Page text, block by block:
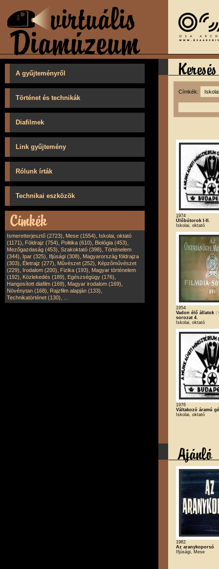
A gyűjteményről
Történet és technikák
Diafilmek
Link gyűjtemény
Rólunk írták
Technikai eszközök
Ismeretterjesztő (2723), Mese (1554), Iskolai, oktató
(1171), Földrajz (754), Politika (610), Biológia (453),
Mezőgazdaság (453), Szakoktató (398), Történelem
(344), Ipar (325), Ifjúsági (308), Magyarország földrajza
(303), Életrajz (277), Művészet (252), Képzőművészet
(229), Irodalom (200), Fizika (193), Magyar történelem
(192), Közlekedés (189), Egészségügy (176),
Hangosított diafilm (169), Magyar irodalom (169),
Növénytan (168), Rajzfilm alapján (133),
Technikatörténet (130),
Címkék:
1974
Ülőbútorok I-II.
Iskolai, oktató
1954
Vadon élő állatok :
sorozat 4.
Iskolai, oktató
1976
Váltakozó áramú
Iskolai, oktató
1962
Az aranykoporsó
Ifjúsági, Mese